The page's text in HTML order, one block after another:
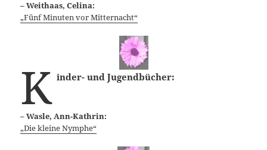
– Weithaas, Celina:
„Fünf Minuten vor Mitternacht“
K inder- und Jugendbücher:
– Wasle, Ann-Kathrin:
„Die kleine Nymphe“